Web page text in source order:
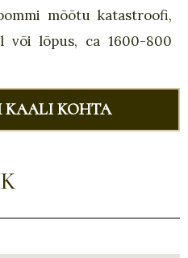
mõõtu katastroofi,
või lõpus, ca 1600-800
KAALI KOHTA